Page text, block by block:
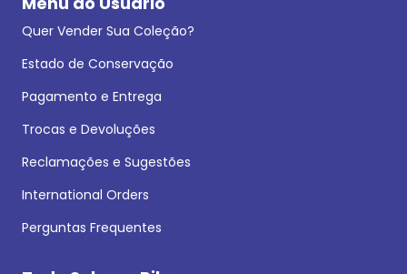
Quer Vender Sua Coleção?
Estado de Conservação
Pagamento e Entrega
Trocas e Devoluções
Reclamações e Sugestões
International Orders
Perguntas Frequentes